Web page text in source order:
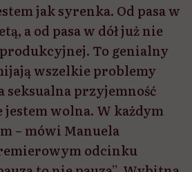
jak syrenka. Od pasa w
a od pasa w dół już nie
To genialny
wszelkie problemy
seksualna przyjemność
jestem wolna. W każdym
– mówi Manuela
odcinku